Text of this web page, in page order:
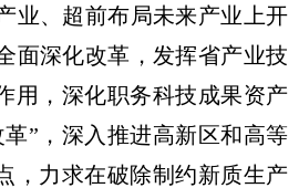
业、超前布局未来产业上开
面深化改革，发挥省产业技
用，深化职务科技成果资产
”，深入推进高新区和高等
，力求在破除制约新质生产